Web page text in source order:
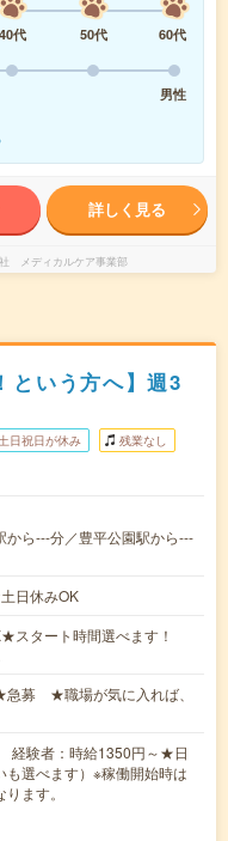
40代 50代
60代
男性
詳しく見る
メディカルケア事業部
という方へ】週3
土日祝日が休み 残業なし
から---分／豊平公園駅から---
日休みOK
スタート時間選べます！
募 ★職場が気に入れば、
経験者：時給1350円～★日
選べます）※稼働開始時は
ます。